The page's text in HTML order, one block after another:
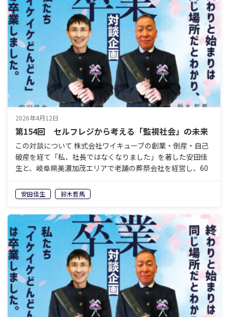
2026年4月12日
第154回 セルフレジから考える「監視社会」の未来
この対談について 株式会社ワイキューブの創業・倒産・自己
破産を経て「私、社長ではなくなりました」を著した安田佳
生と、岐阜県美濃加茂エリアで老舗の葬祭会社を経営し、60
ど…安田佳生 鈴木哲馬